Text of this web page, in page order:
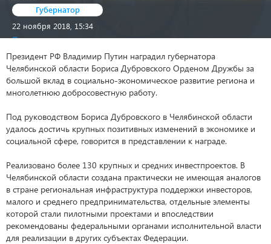
Губернатор
22 ноября 2018, 15:34
Просмотров: 3939
Президент РФ Владимир Путин наградил губернатора
Челябинской области Бориса Дубровского Орденом Дружбы за
большой вклад в социально-экономическое развитие региона и
многолетнюю добросовестную работу.
Под руководством Бориса Дубровского в Челябинской области
удалось достичь крупных позитивных изменений в экономике и
социальной сфере, говорится в представлении к награде.
Реализовано более 130 крупных и средних инвестпроектов. В
Челябинской области создана практически не имеющая аналогов
в стране региональная инфраструктура поддержки инвесторов,
малого и среднего предпринимательства, отдельные элементы
которой стали пилотными проектами и впоследствии
рекомендованы федеральными органами исполнительной власти
для реализации в других субъектах Федерации.